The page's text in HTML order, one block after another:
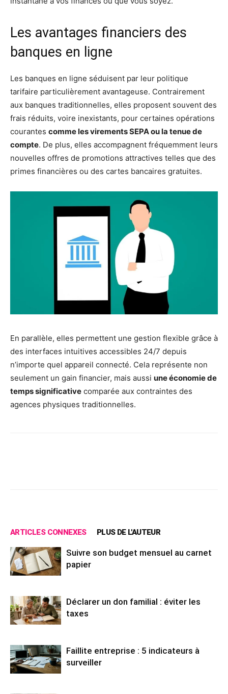
Les avantages financiers des
banques en ligne
Les banques en ligne séduisent par leur politique
tarifaire particulièrement avantageuse. Contrairement
aux banques traditionnelles, elles proposent souvent des
frais réduits, voire inexistants, pour certaines opérations
courantes comme les virements SEPA ou la tenue de
compte. De plus, elles accompagnent fréquemment leurs
nouvelles offres de promotions attractives telles que des
primes financières ou des cartes bancaires gratuites.
En parallèle, elles permettent une gestion flexible grâce à
des interfaces intuitives accessibles 24/7 depuis
n’importe quel appareil connecté. Cela représente non
seulement un gain financier, mais aussi une économie de
temps significative comparée aux contraintes des
agences physiques traditionnelles.
ARTICLES CONNEXES PLUS DE L'AUTEUR
Suivre son budget mensuel au carnet
papier
Déclarer un don familial : éviter les
taxes
Faillite entreprise : 5 indicateurs à
surveiller